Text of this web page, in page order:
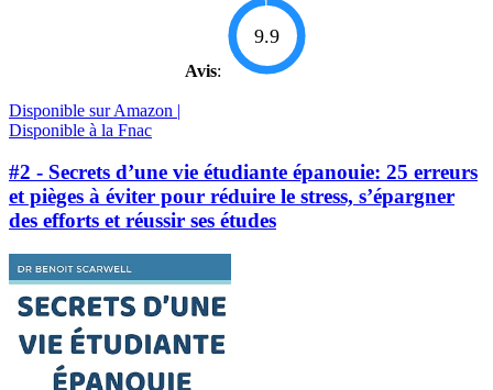
Avis:
9.9
Disponible sur Amazon |
Disponible à la Fnac
#2 - Secrets d’une vie étudiante épanouie: 25 erreurs
et pièges à éviter pour réduire le stress, s’épargner
des efforts et réussir ses études